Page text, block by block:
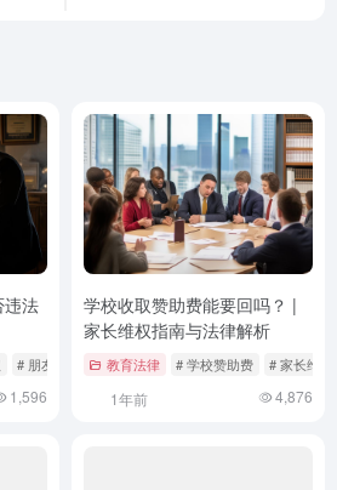
违法
# 朋友圈售卖 # 案例分析
1,596
学校收取赞助费能要回吗？ |
家长维权指南与法律解析
教育法律 # 学校赞助费 # 家长维权
1年前 4,876